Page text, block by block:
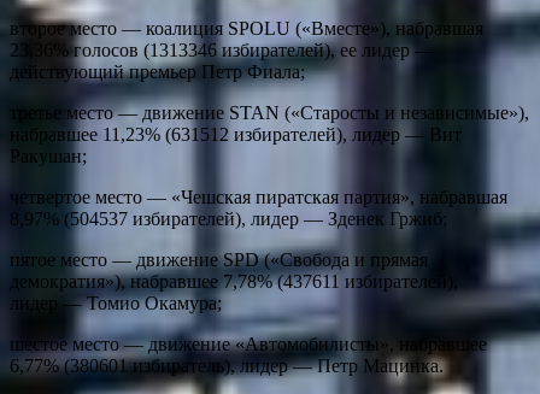
второе место — коалиция SPOLU («Вместе»), набравшая
23,36% голосов (1313346 избирателей), ее лидер —
действующий премьер Петр Фиала;
третье место — движение STAN («Старосты и независимые»),
набравшее 11,23% (631512 избирателей), лидер — Вит
Ракушан;
четвертое место — «Чешская пиратская партия», набравшая
8,97% (504537 избирателей), лидер — Зденек Гржиб;
пятое место — движение SPD («Свобода и прямая
демократия»), набравшее 7,78% (437611 избирателей),
лидер — Томио Окамура;
шестое место — движение «Автомобилисты», набравшее
6,77% (380601 избиратель), лидер — Петр Мацинка.